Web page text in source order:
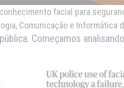
facial para
Comunicação e Informática
Começamos